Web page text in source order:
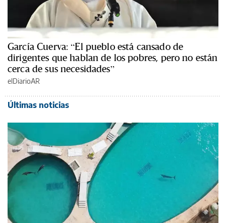
García Cuerva: “El pueblo está cansado de
dirigentes que hablan de los pobres, pero no están
cerca de sus necesidades”
elDiarioAR
Últimas noticias